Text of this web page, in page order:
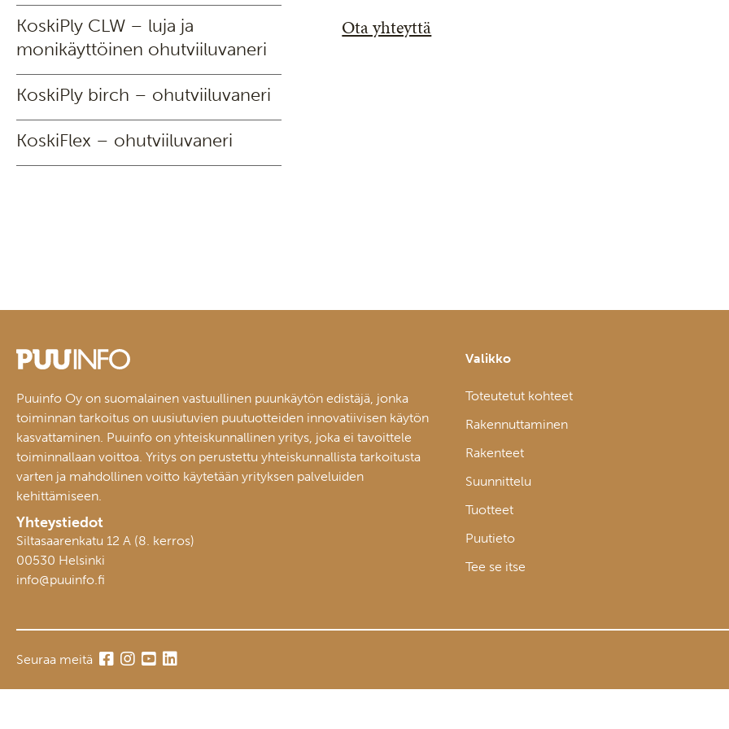
KoskiPly CLW – luja ja
monikäyttöinen ohutviiluvaneri
KoskiPly birch – ohutviiluvaneri
KoskiFlex – ohutviiluvaneri
Ota yhteyttä
Puuinfo Oy on suomalainen vastuullinen puunkäytön edistäjä, jonka
toiminnan tarkoitus on uusiutuvien puutuotteiden innovatiivisen käytön
kasvattaminen. Puuinfo on yhteiskunnallinen yritys, joka ei tavoittele
toiminnallaan voittoa. Yritys on perustettu yhteiskunnallista tarkoitusta
varten ja mahdollinen voitto käytetään yrityksen palveluiden
kehittämiseen.
Yhteystiedot
Siltasaarenkatu 12 A (8. kerros)
00530 Helsinki
info@puuinfo.fi
Valikko
Toteutetut kohteet
Rakennuttaminen
Rakenteet
Suunnittelu
Tuotteet
Puutieto
Tee se itse
Seuraa meitä